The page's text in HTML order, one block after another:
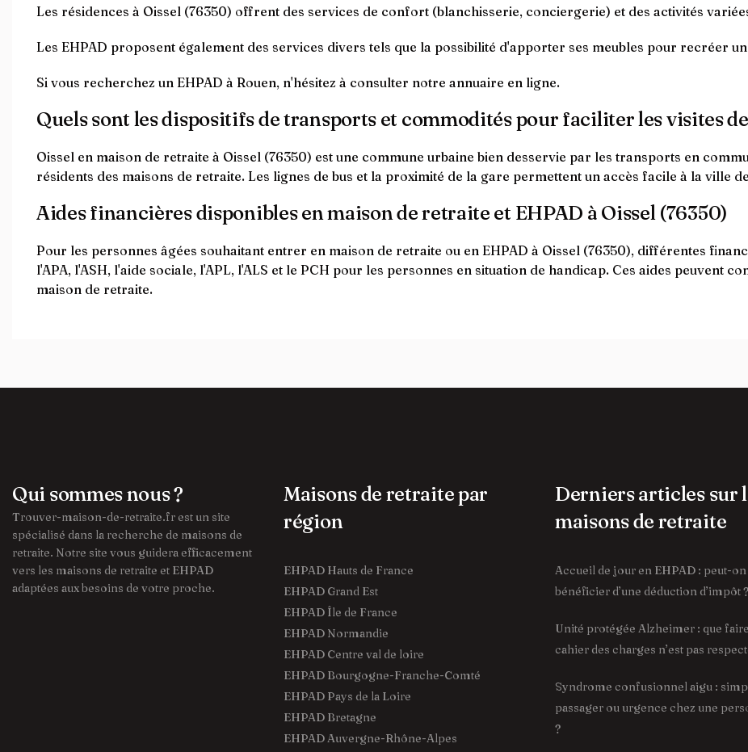
Les résidences à Oissel (76350) offrent des services de confort (blanchisserie, conciergerie) et des activités
Les EHPAD proposent également des services divers tels que la possibilité d'apporter ses meubles pour recréer
Si vous recherchez un EHPAD à Rouen, n'hésitez à consulter notre annuaire en ligne.
Quels sont les dispositifs de transports et commodités pour faciliter les visites
Oissel en maison de retraite à Oissel (76350) est une commune urbaine bien desservie par les transports en
résidents des maisons de retraite. Les lignes de bus et la proximité de la gare permettent un accès facile à la ville
Aides financières disponibles en maison de retraite et EHPAD à Oissel (76350)
Pour les personnes âgées souhaitant entrer en maison de retraite ou en EHPAD à Oissel (76350), différentes
l'APA, l'ASH, l'aide sociale, l'APL, l'ALS et le PCH pour les personnes en situation de handicap. Ces aides peuvent
maison de retraite.
Qui sommes nous ?
Trouver-maison-de-retraite.fr est un site
spécialisé dans la recherche de maisons de
retraite. Notre site vous guidera efficacement
vers les maisons de retraite et EHPAD
adaptées aux besoins de votre proche.
Maisons de retraite par
région
EHPAD Hauts de France
EHPAD Grand Est
EHPAD Île de France
EHPAD Normandie
EHPAD Centre val de loire
EHPAD Bourgogne-Franche-Comté
EHPAD Pays de la Loire
EHPAD Bretagne
EHPAD Auvergne-Rhône-Alpes
Derniers articles sur
maisons de retraite
Accueil de jour en EHPAD : peut-on
bénéficier d’une déduction d’impôt ?
Unité protégée Alzheimer : que
cahier des charges n’est pas
Syndrome confusionnel aigu :
passager ou urgence chez une
?